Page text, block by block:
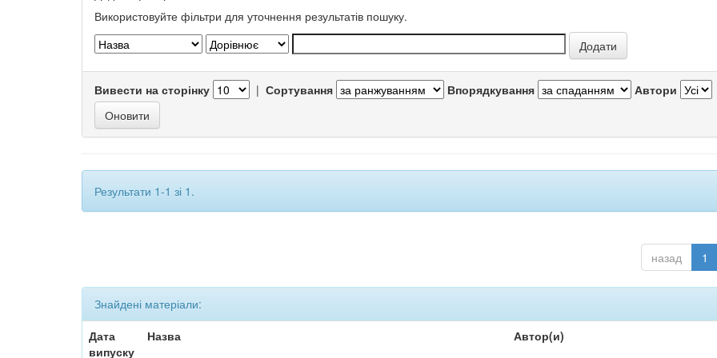
Використовуйте фільтри для уточнення результатів пошуку.
Вивести на сторінку | Сортування Впорядкування Автори
Результати 1-1 зі 1.
назад 1
Знайдені матеріали:
Дата
випуску
Назва Автор(и)